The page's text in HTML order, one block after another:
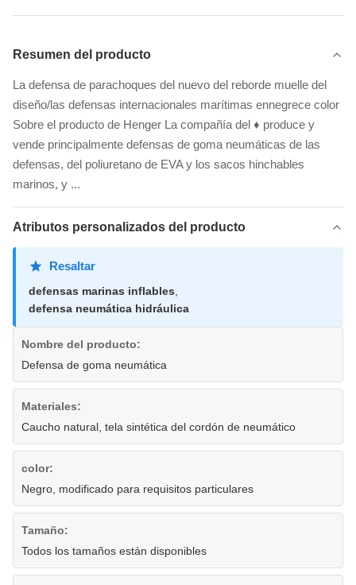
Resumen del producto
La defensa de parachoques del nuevo del reborde muelle del
diseño/las defensas internacionales marítimas ennegrece color
Sobre el producto de Henger La compañía del ♦ produce y
vende principalmente defensas de goma neumáticas de las
defensas, del poliuretano de EVA y los sacos hinchables
marinos, y ...
Atributos personalizados del producto
Resaltar
defensas marinas inflables
defensa neumática hidráulica
Nombre del producto:
Defensa de goma neumática
Materiales:
Caucho natural, tela sintética del cordón de neumático
color:
Negro, modificado para requisitos particulares
Tamaño:
Todos los tamaños están disponibles